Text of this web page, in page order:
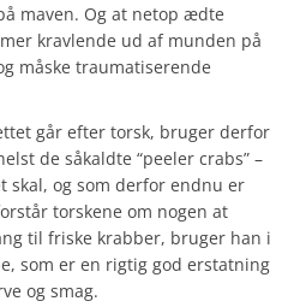
maven. Og at netop ædte
kravlende ud af munden på
måske traumatiserende
går efter torsk, bruger derfor
de såkaldte “peeler crabs” –
skal, og som derfor endnu er
torskene om nogen at
til friske krabber, bruger han i
som er en rigtig god erstatning
og smag.